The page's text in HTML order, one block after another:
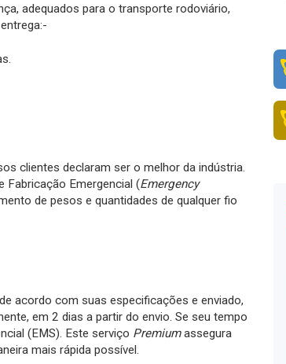
adequados para o transporte rodoviário,
clientes declaram ser o melhor da indústria.
Fabricação Emergencial (Emergency
de pesos e quantidades de qualquer fio
acordo com suas especificações e enviado,
em 2 dias a partir do envio. Se seu tempo
(EMS). Este serviço Premiumassegura
mais rápida possível.